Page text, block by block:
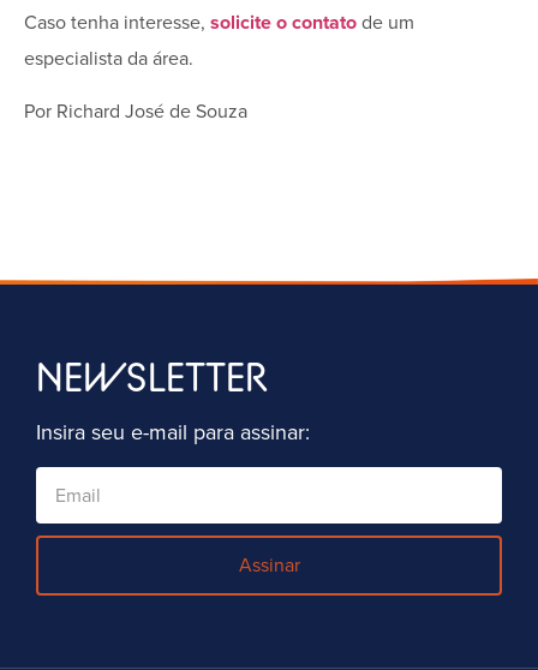
Caso tenha interesse, solicite o contato de um
especialista da área.
Por Richard José de Souza
NEWSLETTER
Insira seu e-mail para assinar:
Assinar